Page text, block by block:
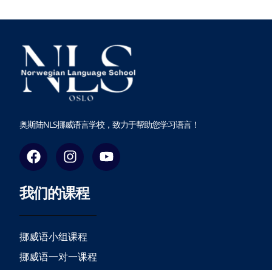
奥斯陆NLS挪威语言学校，致力于帮助您学习语言！
F
a
e
b
o
o
k
I
n
t
a
g
r
a
m
Y
o
我们的课程
挪威语小组课程
挪威语一对一课程